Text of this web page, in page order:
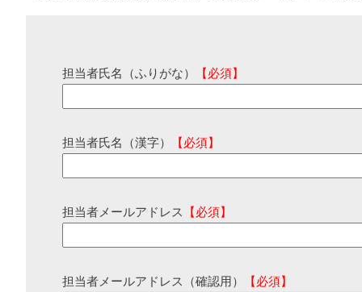
担当者氏名（ふりがな） 【必須】
担当者氏名（漢字） 【必須】
担当者メールアドレス 【必須】
担当者メールアドレス（確認用） 【必須】